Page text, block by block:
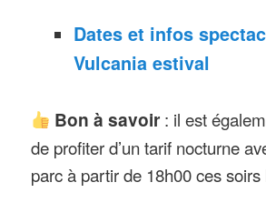
Dates et infos
Vulcania estival
Bon à savoir : il est
de profiter d’un tarif nocturne
parc à partir de 18h00 ces soirs